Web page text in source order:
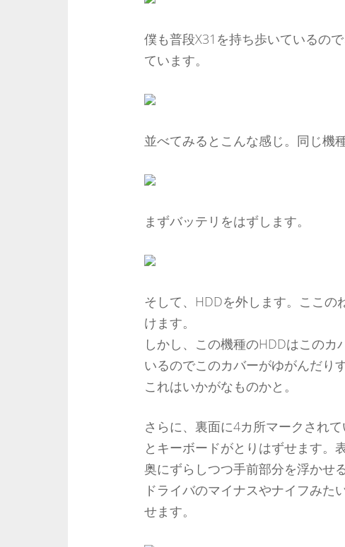
僕も普段X31を持ち歩いているの
ています。
並べてみるとこんな感じ。同じ機
まずバッテリをはずします。
そして、HDDを外します。ここの
けます。
しかし、この機種のHDDはこの
いるのでこのカバーがゆがんだり
これはいかがなものかと。
さらに、裏面に4カ所マークされ
とキーボードがとりはずせます。
奥にずらしつつ手前部分を浮かせ
ドライバのマイナスやナイフみた
せます。